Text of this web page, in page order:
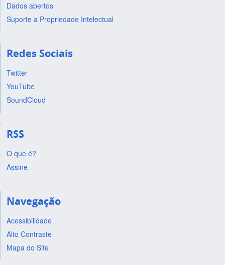
Dados abertos
Suporte a Propriedade Intelectual
Redes Sociais
Twitter
YouTube
SoundCloud
RSS
O que é?
Assine
Navegação
Acessibilidade
Alto Contraste
Mapa do Site